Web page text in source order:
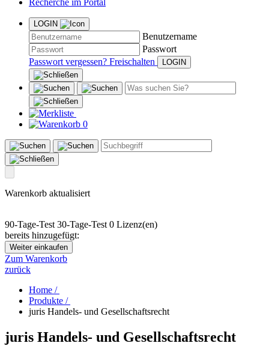
Recherche im Portal
LOGIN
Benutzername
Passwort
Passwort vergessen? Freischalten
0
Warenkorb aktualisiert
90-Tage-Test 30-Tage-Test 0 Lizenz(en)
bereits hinzugefügt:
Weiter einkaufen
Zum Warenkorb
zurück
Home /
Produkte /
juris Handels- und Gesellschaftsrecht
juris Handels- und Gesellschaftsrecht